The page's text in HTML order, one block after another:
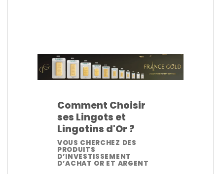
Comment Choisir
ses Lingots et
Lingotins d'Or ?
VOUS CHERCHEZ DES
PRODUITS
D’INVESTISSEMENT
D’ACHAT OR ET ARGENT